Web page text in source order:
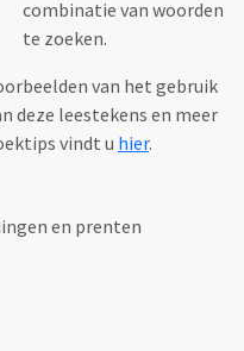
combinatie van woorden
te zoeken.
van het gebruik
deze leestekens en meer
vindt u hier.
en prenten